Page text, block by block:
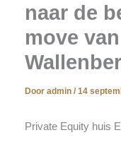
naar de
move
Door admin / 14
Private Equity huis